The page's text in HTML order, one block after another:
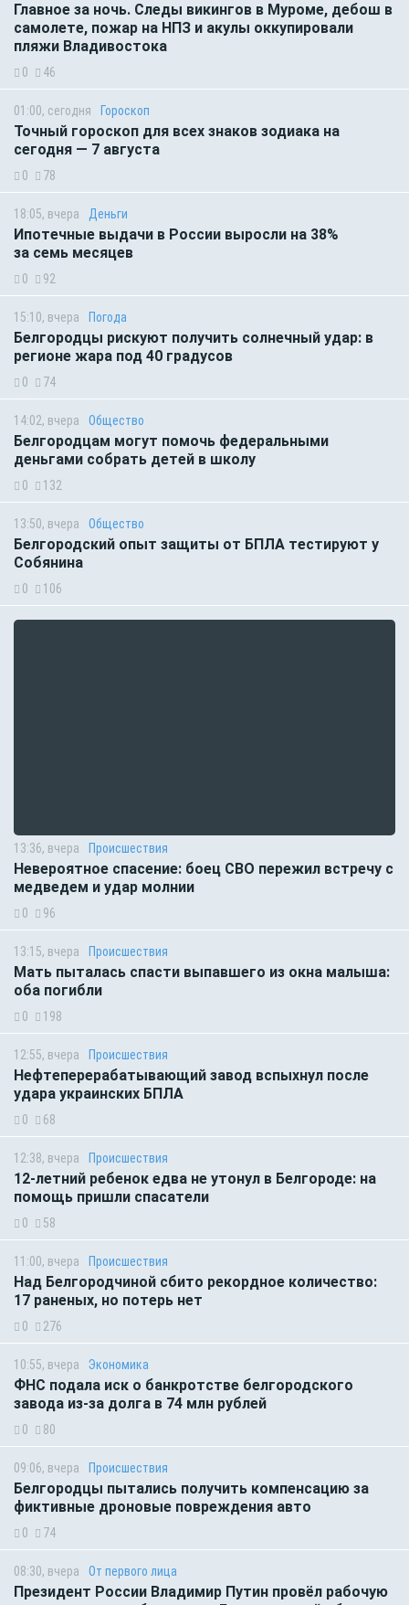
Главное за ночь. Следы викингов в Муроме, дебош в
самолете, пожар на НПЗ и акулы оккупировали
пляжи Владивостока
0 46
01:00, сегодня Гороскоп
Точный гороскоп для всех знаков зодиака на
сегодня — 7 августа
0 78
18:05, вчера Деньги
Ипотечные выдачи в России выросли на 38%
за семь месяцев
0 92
15:10, вчера Погода
Белгородцы рискуют получить солнечный удар: в
регионе жара под 40 градусов
0 74
14:02, вчера Общество
Белгородцам могут помочь федеральными
деньгами собрать детей в школу
0 132
13:50, вчера Общество
Белгородский опыт защиты от БПЛА тестируют у
Собянина
0 106
13:36, вчера Происшествия
Невероятное спасение: боец СВО пережил встречу с
медведем и удар молнии
0 96
13:15, вчера Происшествия
Мать пыталась спасти выпавшего из окна малыша:
оба погибли
0 198
12:55, вчера Происшествия
Нефтеперерабатывающий завод вспыхнул после
удара украинских БПЛА
0 68
12:38, вчера Происшествия
12-летний ребенок едва не утонул в Белгороде: на
помощь пришли спасатели
0 58
11:00, вчера Происшествия
Над Белгородчиной сбито рекордное количество:
17 раненых, но потерь нет
0 276
10:55, вчера Экономика
ФНС подала иск о банкротстве белгородского
завода из-за долга в 74 млн рублей
0 80
09:06, вчера Происшествия
Белгородцы пытались получить компенсацию за
фиктивные дроновые повреждения авто
0 74
08:30, вчера От первого лица
Президент России Владимир Путин провёл рабочую